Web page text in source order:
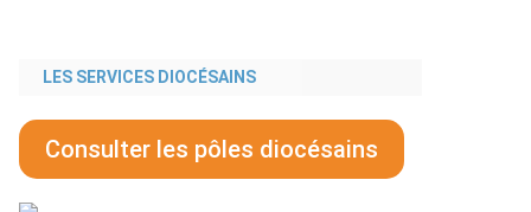
LES SERVICES DIOCÉSAINS
Consulter les pôles diocésains